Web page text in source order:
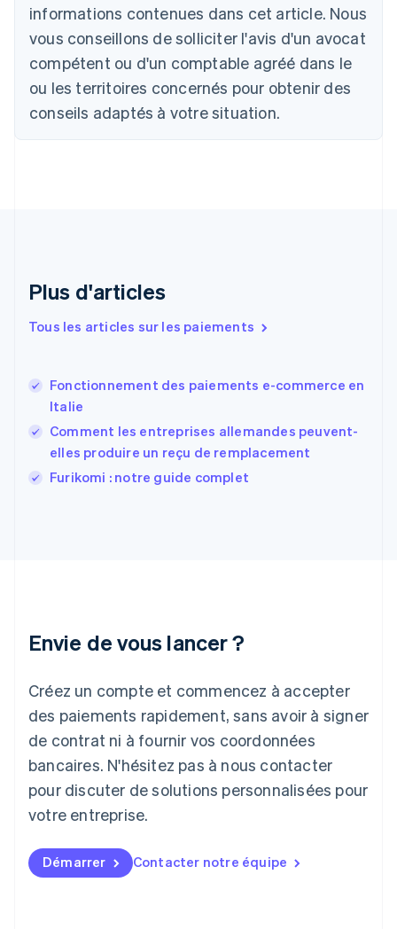
informations contenues dans cet article. Nous
vous conseillons de solliciter l'avis d'un avocat
compétent ou d'un comptable agréé dans le
ou les territoires concernés pour obtenir des
conseils adaptés à votre situation.
Plus d'articles
Tous les articles sur les paiements
Fonctionnement des paiements e-commerce en
Italie
Comment les entreprises allemandes peuvent-
elles produire un reçu de remplacement
Furikomi : notre guide complet
Envie de vous lancer ?
Créez un compte et commencez à accepter
des paiements rapidement, sans avoir à signer
de contrat ni à fournir vos coordonnées
bancaires. N'hésitez pas à nous contacter
pour discuter de solutions personnalisées pour
votre entreprise.
Démarrer Contacter notre équipe
English
Canada
English Français
Chine continentale
简体中文English
Chypre
Croatie
Estonie
États-Unis
EnglishSvenska
France
Gibraltar
English
Grèce
Japon
Lettonie
English
Liechtenstein
DeutschEnglish
Lituanie
Luxembourg
FrançaisDeutschEnglish
English简体中文
Malte